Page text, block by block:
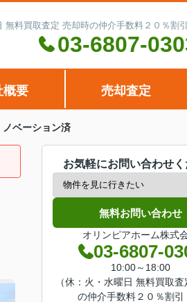
料買取査定 売却時の仲介手数料２０％割
03-6807-
概要 売却査定
ベーション済
お気軽にお問い合わせ
無料お問い合わせ
オリンピアホーム株式
03-6807-
10:00～18:00
（休：火・水曜日 無料買取
の仲介手数料２０％割